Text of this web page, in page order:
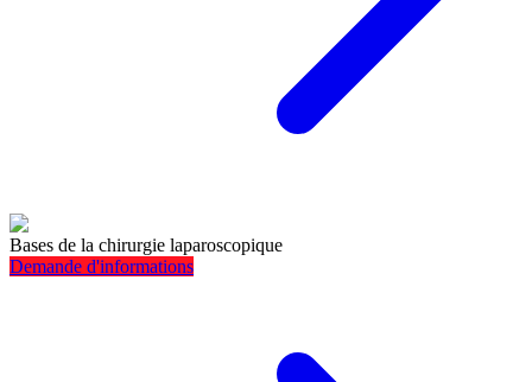
Bases de la chirurgie laparoscopique
Demande d'informations